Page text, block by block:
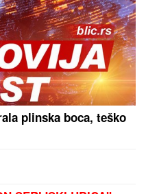
SUTLIJAŠ?"